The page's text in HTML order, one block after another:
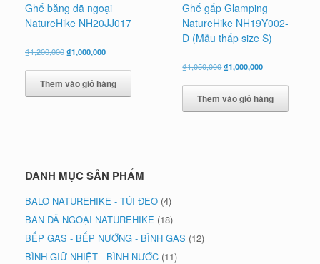
Ghế băng dã ngoại
NatureHike NH20JJ017
₫1,200,000Giá
là:
₫1,200,000.
₫1,000,000Giá
tại
là:
₫1,000,000.
Thêm vào giỏ hàng
Ghế gấp Glamping
NatureHike NH19Y002-
D (Mẫu thấp size S)
₫1,050,000Giá
là:
₫1,050,000.
₫1,000,000Giá
tại
là:
₫1,000,000.
Thêm vào giỏ hàng
DANH MỤC SẢN PHẨM
BALO NATUREHIKE - TÚI ĐEO (4)
BÀN DÃ NGOẠI NATUREHIKE (18)
BẾP GAS - BẾP NƯỚNG - BÌNH GAS (12)
BÌNH GIỮ NHIỆT - BÌNH NƯỚC (11)